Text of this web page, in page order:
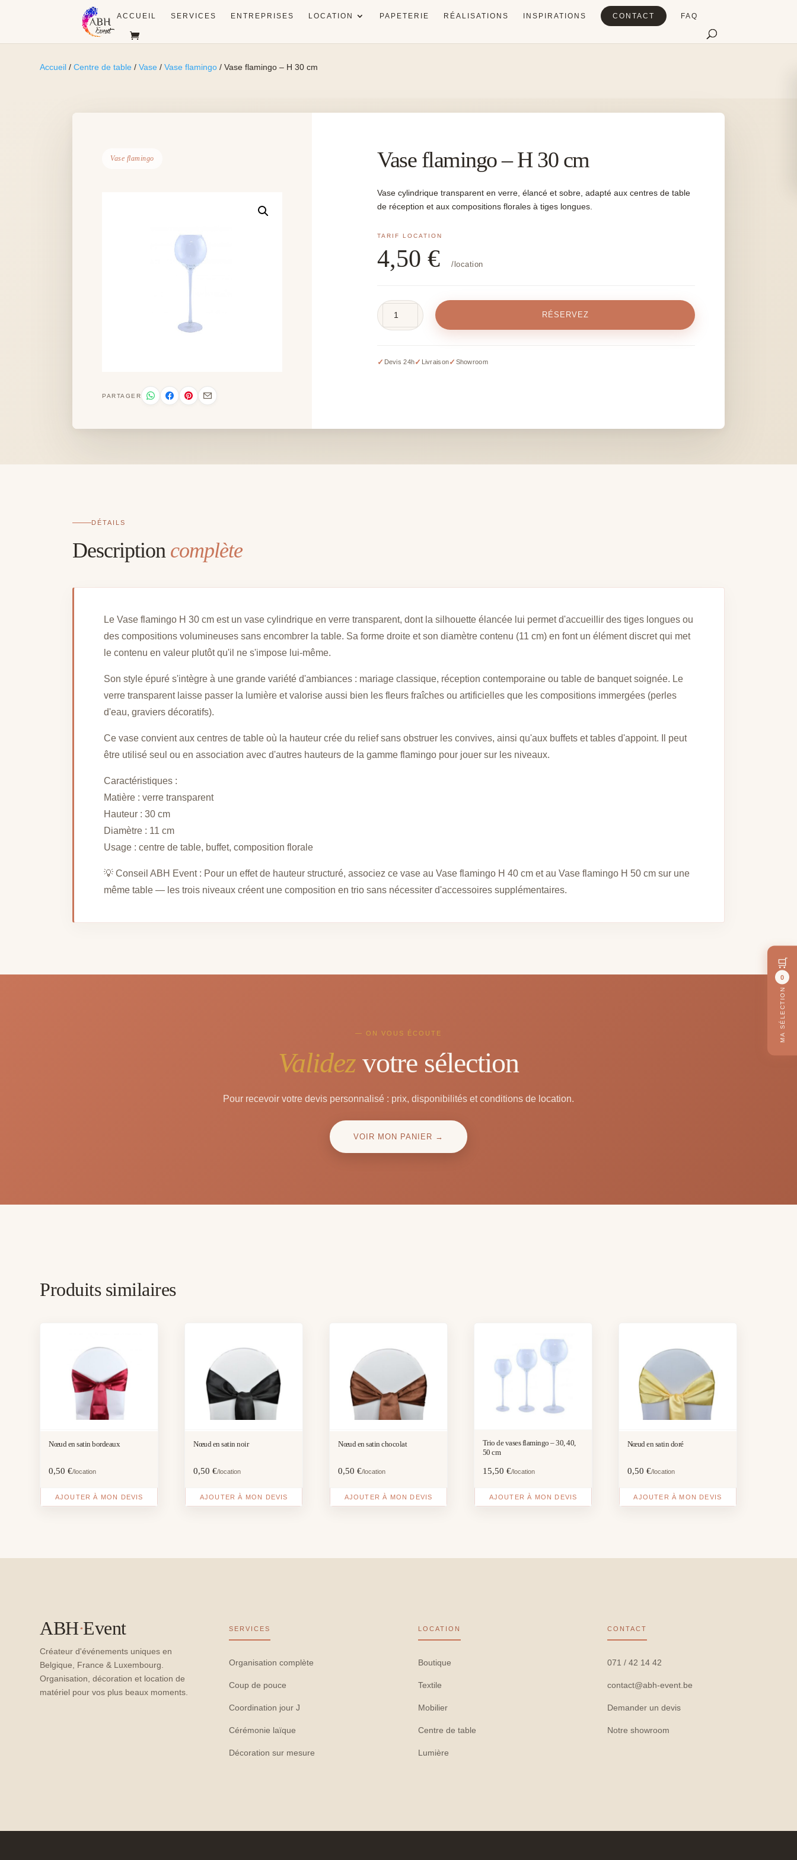
ACCUEIL SERVICES ENTREPRISES LOCATION PAPETERIE RÉALISATIONS INSPIRATIONS CONTACT FAQ
Accueil /Centre de table /Vase /Vase flamingo / Vase flamingo – H 30 cm
Vase flamingo
PARTAGER
Vase flamingo – H 30 cm
Vase cylindrique transparent en verre, élancé et sobre, adapté aux centres de table
de réception et aux compositions florales à tiges longues.
4,50€ /location
-
RÉSERVEZ
✓ Devis 24h✓ Livraison✓ Showroom
DÉTAILS
Description complète
Le Vase flamingo H 30 cm est un vase cylindrique en verre transparent, dont la silhouette élancée lui permet d'accueillir des tiges longues ou
des compositions volumineuses sans encombrer la table. Sa forme droite et son diamètre contenu (11 cm) en font un élément discret qui met
le contenu en valeur plutôt qu'il ne s'impose lui-même.
Son style épuré s'intègre à une grande variété d'ambiances : mariage classique, réception contemporaine ou table de banquet soignée. Le
verre transparent laisse passer la lumière et valorise aussi bien les fleurs fraîches ou artificielles que les compositions immergées (perles
d'eau, graviers décoratifs).
Ce vase convient aux centres de table où la hauteur crée du relief sans obstruer les convives, ainsi qu'aux buffets et tables d'appoint. Il peut
être utilisé seul ou en association avec d'autres hauteurs de la gamme flamingo pour jouer sur les niveaux.
Caractéristiques :
Matière : verre transparent
Hauteur : 30 cm
Diamètre : 11 cm
Usage : centre de table, buffet, composition florale
💡 Conseil ABH Event : Pour un effet de hauteur structuré, associez ce vase au Vase flamingo H 40 cm et au Vase flamingo H 50 cm sur une
même table — les trois niveaux créent une composition en trio sans nécessiter d'accessoires supplémentaires.
— ON VOUS ÉCOUTE
Validez votre sélection
Pour recevoir votre devis personnalisé : prix, disponibilités et conditions de location.
VOIR MON PANIER →
Produits similaires
Nœud en satin bordeaux
0,50€/location
AJOUTER À MON DEVIS
Nœud en satin noir
0,50€/location
AJOUTER À MON DEVIS
Nœud en satin chocolat
0,50€/location
AJOUTER À MON DEVIS
Trio de vases flamingo – 30, 40,
50 cm
15,50 €/location
AJOUTER À MON DEVIS
Nœud en satin doré
0,50 €/location
AJOUTER À MON DEVIS
ABH·Event
Créateur d'événements uniques en
Belgique, France & Luxembourg.
Organisation, décoration et location de
matériel pour vos plus beaux moments.
SERVICES
Organisation complète
Coup de pouce
Coordination jour J
Cérémonie laïque
Décoration sur mesure
LOCATION
Boutique
Textile
Mobilier
Centre de table
Lumière
CONTACT
071 / 42 14 42
contact@abh-event.be
Demander un devis
Notre showroom
🛒
0
MA SÉLECTION